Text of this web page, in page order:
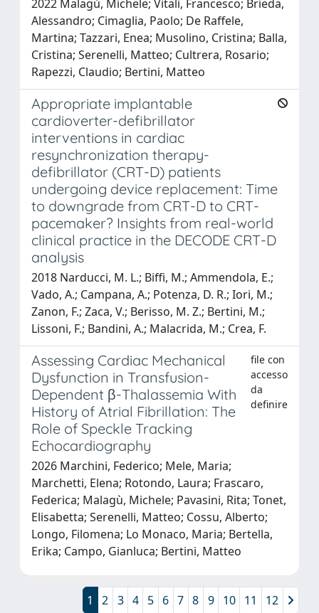
2022 Malagù, Michele; Vitali, Francesco; Brieda,
Alessandro; Cimaglia, Paolo; De Raffele,
Martina; Tazzari, Enea; Musolino, Cristina; Balla,
Cristina; Serenelli, Matteo; Cultrera, Rosario;
Rapezzi, Claudio; Bertini, Matteo
Appropriate implantable
cardioverter-defibrillator
interventions in cardiac
resynchronization therapy-
defibrillator (CRT-D) patients
undergoing device replacement: Time
to downgrade from CRT-D to CRT-
pacemaker? Insights from real-world
clinical practice in the DECODE CRT-D
analysis
2018 Narducci, M. L.; Biffi, M.; Ammendola, E.;
Vado, A.; Campana, A.; Potenza, D. R.; Iori, M.;
Zanon, F.; Zaca, V.; Berisso, M. Z.; Bertini, M.;
Lissoni, F.; Bandini, A.; Malacrida, M.; Crea, F.
Assessing Cardiac Mechanical
Dysfunction in Transfusion-
Dependent β-Thalassemia With
History of Atrial Fibrillation: The
Role of Speckle Tracking
Echocardiography
file con
accesso
da
definire
2026 Marchini, Federico; Mele, Maria;
Marchetti, Elena; Rotondo, Laura; Frascaro,
Federica; Malagù, Michele; Pavasini, Rita; Tonet,
Elisabetta; Serenelli, Matteo; Cossu, Alberto;
Longo, Filomena; Lo Monaco, Maria; Bertella,
Erika; Campo, Gianluca; Bertini, Matteo
1 2 3 4 5 6 7 8 9 10 11 12